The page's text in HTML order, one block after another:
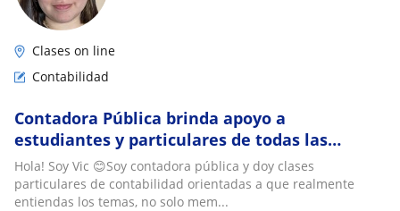
Clases on line
Contabilidad
Contadora Pública brinda apoyo a
estudiantes y particulares de todas las
edades
Hola! Soy Vic 😊Soy contadora pública y doy clases
particulares de contabilidad orientadas a que realmente
entiendas los temas, no solo mem...